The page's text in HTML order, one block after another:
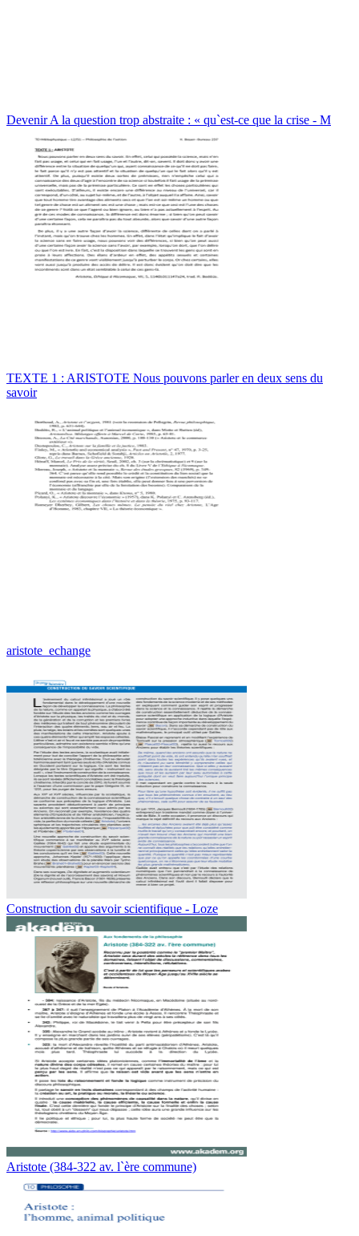
Devenir A la question trop abstraite : « qu`est-ce que la crise - M
TEXTE 1 : ARISTOTE Nous pouvons parler en deux sens du
savoir
aristote_echange
Construction du savoir scientifique - Loze
Aristote (384-322 av. l`ère commune)